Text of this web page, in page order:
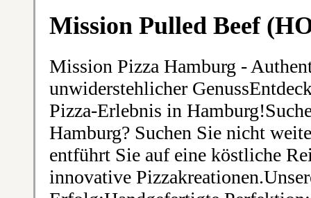
Mission Pulled Beef
Mission Pizza Hamburg -
unwiderstehlicher
Pizza-Erlebnis in
Hamburg? Suchen Sie nicht
entführt Sie auf eine köstliche
innovative